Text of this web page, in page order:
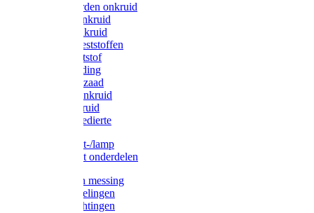
Protect Garden onkruid
Diversen onkruid
Solabiol onkruid
Solabiol meststoffen
Pokon meststof
Pokon voeding
Pokon graszaad
Roundup onkruid
Pokon onkruid
Pokon ongedierte
Vliegenkast-/lamp
Vliegenkast onderdelen
Zuigkorven messing
Geka koppelingen
Geka afdichtingen